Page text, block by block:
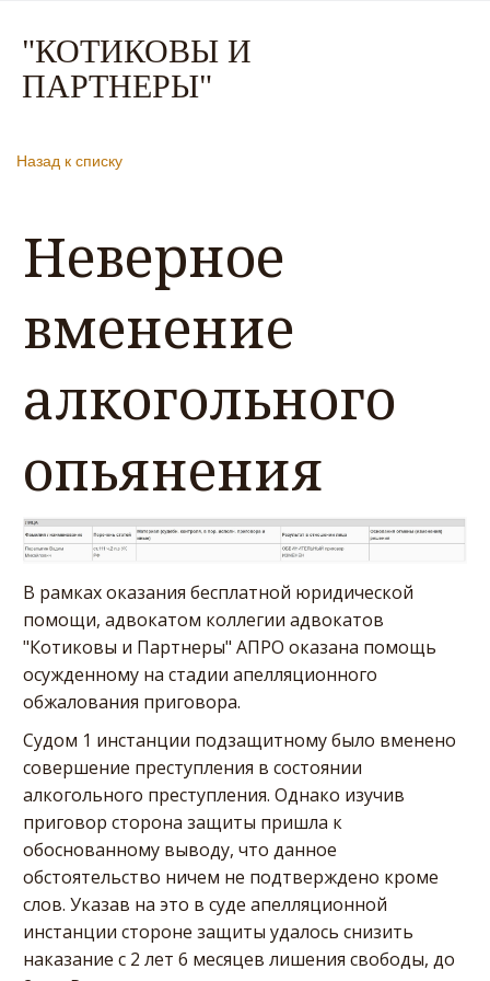
"КОТИКОВЫ И
ПАРТНЕРЫ"
Назад к списку
Неверное
вменение
алкогольного
опьянения
В рамках оказания бесплатной юридической
помощи, адвокатом коллегии адвокатов
"Котиковы и Партнеры" АПРО оказана помощь
осужденному на стадии апелляционного
обжалования приговора.
Судом 1 инстанции подзащитному было вменено
совершение преступления в состоянии
алкогольного преступления. Однако изучив
приговор сторона защиты пришла к
обоснованному выводу, что данное
обстоятельство ничем не подтверждено кроме
слов. Указав на это в суде апелляционной
инстанции стороне защиты удалось снизить
наказание с 2 лет 6 месяцев лишения свободы, до